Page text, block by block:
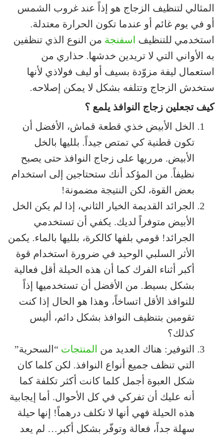
المثالي لتنظيف الزجاج هو إذاً عند غروب الشمس
أو في يوم غائم أو عندما تكون الحرارة معتدلة.
استخدمي للتنظيف
اسفنجة من النوع الذي تنظفين
به الأواني التي لا تريدين خدشها. حذاري من
استعمال ليفة مزوّدة بسيف أو ليف فولاذي لأنها
ستخدش الزجاج وتتلفه بشكل لا يمكن إصلاحه.
كيف تجعلين زجاج النوافذ يلمع ؟
الخل الأبيض خذي قطعة قماش، الأفضل أن
تكون قطنية كي تمتص جيداً. بلليها بالخل
الأبيض. مرريها على زجاج النوافذ حتى يصبح
نظيفاً. من المؤكد أنك ستحتاجين إلى استخدام
بعض القوة، لكن النتيجة مضمونة!
الجرائد القديمة الخيار الثاني، إذا لم يكن الخل
الأبيض متوفراً لديك. يكفي أن تستخدمي
الجرائد! قومي بلفها كالكرة، بلليها بالماء. يكمن
الأثر السلبي الوحيد في ضرورة استخدام قوة
أكبر أثناء الفرك كما أن هذه الحيلة أقل فعالية
بشكل بسيط. من الأفضل أن تستخدميها إذاً
للنوافذ الأقل اتساخاً، وهذا هو الحال إذا كنت
تقومين بتنظيف النوافذ بشكل دائم، أليس
كذلك؟
التوفير: هناك العديد من المنتجات “السحرية”
التي تنظف جميع أنواع النوافذ. لكن كلما كان
شكل العبوة أجمل كلما كانت أكثر تكلفة كما
أنه عليك أن تفركي في كل الأحوال. أما إيجابية
هذه الحيلة فهي أنها لا تكلف درهماً! إنها حيلة
سهلة جداً، فعالة وتوفّر بشكل أكبر… لم يعد